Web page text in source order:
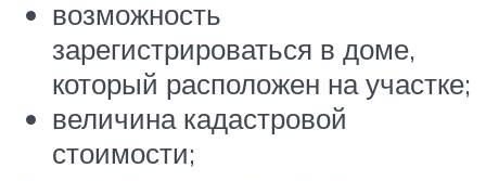
возможность
зарегистрироваться в доме,
который расположен на участке;
величина кадастровой
стоимости;